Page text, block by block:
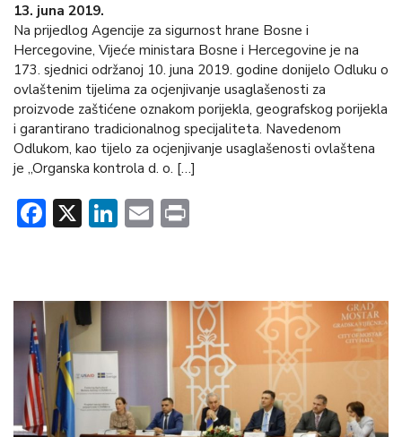
13. juna 2019.
Na prijedlog Agencije za sigurnost hrane Bosne i
Hercegovine, Vijeće ministara Bosne i Hercegovine je na
173. sjednici održanoj 10. juna 2019. godine donijelo Odluku o
ovlaštenim tijelima za ocjenjivanje usaglašenosti za
proizvode zaštićene oznakom porijekla, geografskog porijekla
i garantirano tradicionalnog specijaliteta. Navedenom
Odlukom, kao tijelo za ocjenjivanje usaglašenosti ovlaštena
je „Organska kontrola d. o. […]
Facebook
X LinkedIn
Email